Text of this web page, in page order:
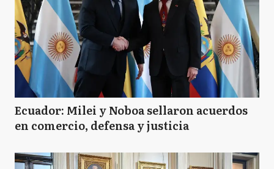
Ecuador: Milei y Noboa sellaron acuerdos
en comercio, defensa y justicia